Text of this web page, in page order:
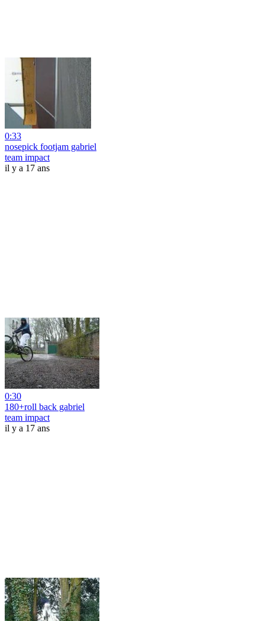
0:33
nosepick footjam gabriel
team impact
il y a 17 ans
0:30
180+roll back gabriel
team impact
il y a 17 ans